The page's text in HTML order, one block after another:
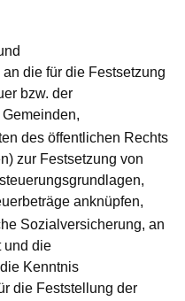
die für die Festsetzung
bzw. der
des öffentlichen Rechts
zur Festsetzung von
anknüpfen,
Sozialversicherung, an
und die
Kenntnis
die Feststellung der